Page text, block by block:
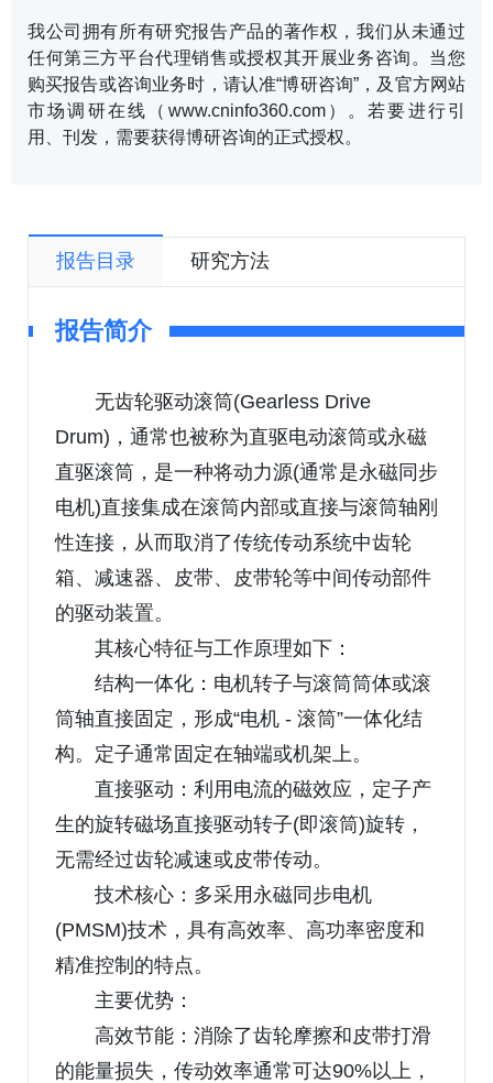
我公司拥有所有研究报告产品的著作权，我们从未通过
任何第三方平台代理销售或授权其开展业务咨询。当您
购买报告或咨询业务时，请认准“博研咨询”，及官方网站
市场调研在线（www.cninfo360.com）。若要进行引
用、刊发，需要获得博研咨询的正式授权。
报告目录 研究方法
报告简介
无齿轮驱动滚筒(Gearless Drive
Drum)，通常也被称为直驱电动滚筒或永磁
直驱滚筒，是一种将动力源(通常是永磁同步
电机)直接集成在滚筒内部或直接与滚筒轴刚
性连接，从而取消了传统传动系统中齿轮
箱、减速器、皮带、皮带轮等中间传动部件
的驱动装置。
其核心特征与工作原理如下：
结构一体化：电机转子与滚筒筒体或滚
筒轴直接固定，形成“电机 - 滚筒”一体化结
构。定子通常固定在轴端或机架上。
直接驱动：利用电流的磁效应，定子产
生的旋转磁场直接驱动转子(即滚筒)旋转，
无需经过齿轮减速或皮带传动。
技术核心：多采用永磁同步电机
(PMSM)技术，具有高效率、高功率密度和
精准控制的特点。
主要优势：
高效节能：消除了齿轮摩擦和皮带打滑
的能量损失，传动效率通常可达90%以上，